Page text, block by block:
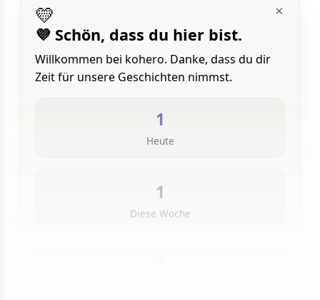
×
💛
💜 Schön, dass du hier bist.
Willkommen bei kohero. Danke, dass du dir
Zeit für unsere Geschichten nimmst.
1
Heute
1
Diese Woche